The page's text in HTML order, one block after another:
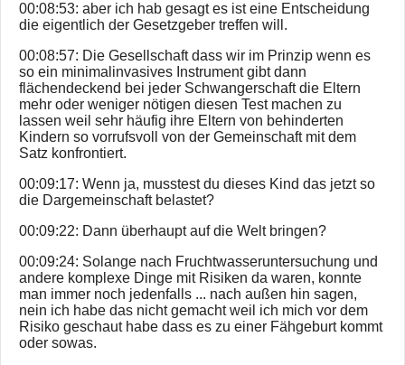
00:08:53: aber ich hab gesagt es ist eine Entscheidung
die eigentlich der Gesetzgeber treffen will.
00:08:57: Die Gesellschaft dass wir im Prinzip wenn es
so ein minimalinvasives Instrument gibt dann
flächendeckend bei jeder Schwangerschaft die Eltern
mehr oder weniger nötigen diesen Test machen zu
lassen weil sehr häufig ihre Eltern von behinderten
Kindern so vorrufsvoll von der Gemeinschaft mit dem
Satz konfrontiert.
00:09:17: Wenn ja, musstest du dieses Kind das jetzt so
die Dargemeinschaft belastet?
00:09:22: Dann überhaupt auf die Welt bringen?
00:09:24: Solange nach Fruchtwasseruntersuchung und
andere komplexe Dinge mit Risiken da waren, konnte
man immer noch jedenfalls ... nach außen hin sagen,
nein ich habe das nicht gemacht weil ich mich vor dem
Risiko geschaut habe dass es zu einer Fähgeburt kommt
oder sowas.